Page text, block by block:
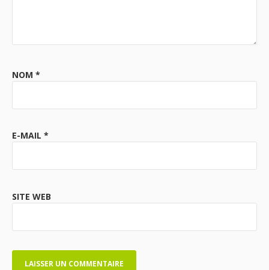
NOM *
E-MAIL *
SITE WEB